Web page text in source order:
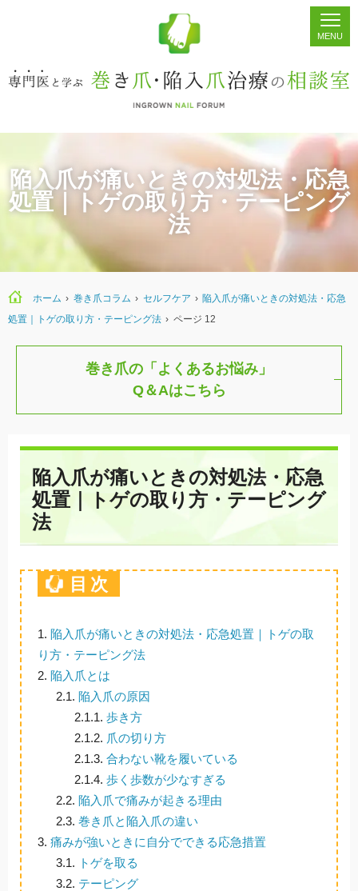
ホーム シェア 掲示板 検索
陥入爪が痛いときの対処法・応急
処置｜トゲの取り方・テーピング
法
ホーム › 巻き爪コラム › セルフケア › 陥入爪が痛いときの対処法・応急
処置｜トゲの取り方・テーピング法 › ページ 12
巻き爪の「よくあるお悩み」
Q＆Aはこちら
陥入爪が痛いときの対処法・応急
処置｜トゲの取り方・テーピング
法
目次
1. 陥入爪が痛いときの対処法・応急処置｜トゲの取
り方・テーピング法
2. 陥入爪とは
2.1. 陥入爪の原因
2.1.1. 歩き方
2.1.2. 爪の切り方
2.1.3. 合わない靴を履いている
2.1.4. 歩く歩数が少なすぎる
2.2. 陥入爪で痛みが起きる理由
2.3. 巻き爪と陥入爪の違い
3. 痛みが強いときに自分でできる応急措置
3.1. トゲを取る
3.2. テーピング